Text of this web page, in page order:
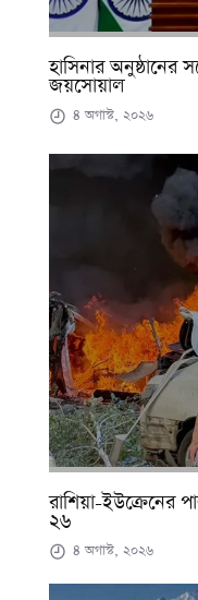
হাসিনার অনুষ্ঠানের
জয়সোয়াল
৪ অগাস্ট, ২০২৬
রাশিয়া-ইউক্রেনের
২৬
৪ অগাস্ট, ২০২৬